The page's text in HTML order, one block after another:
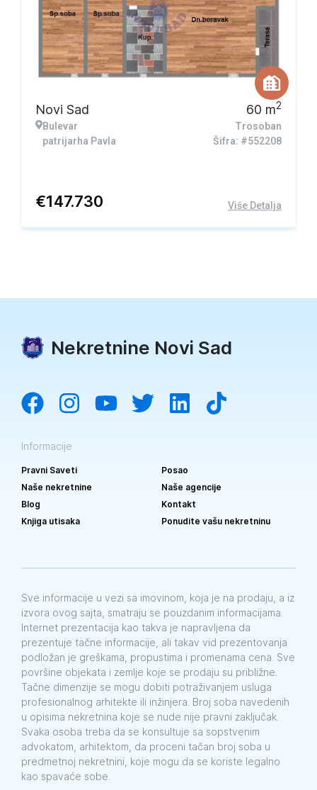
Novi Sad
Bulevar
patrijarha Pavla
60 m2
Trosoban
Šifra: #552208
€147.730 Više Detalja
Nekretnine Novi Sad
Informacije
Pravni Saveti
Posao
Naše nekretnine
Naše agencije
Blog
Kontakt
Knjiga utisaka
Ponudite vašu nekretninu
Sve informacije u vezi sa imovinom, koja je na prodaju, a iz
izvora ovog sajta, smatraju se pouzdanim informacijama.
Internet prezentacija kao takva je napravljena da
prezentuje tačne informacije, ali takav vid prezentovanja
podložan je greškama, propustima i promenama cena. Sve
površine objekata i zemlje koje se prodaju su približne.
Tačne dimenzije se mogu dobiti potraživanjem usluga
profesionalnog arhitekte ili inžinjera. Broj soba navedenih
u opisima nekretnina koje se nude nije pravni zaključak.
Svaka osoba treba da se konsultuje sa sopstvenim
advokatom, arhitektom, da proceni tačan broj soba u
predmetnoj nekretnini, koje mogu da se koriste legalno
kao spavaće sobe.